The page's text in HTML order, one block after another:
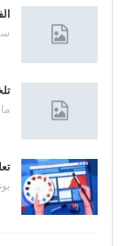
يونيو